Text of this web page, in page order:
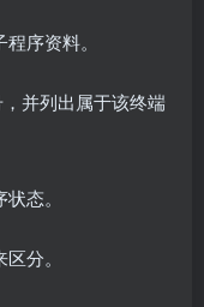
序资料。
并列出属于该终端
态。
分。